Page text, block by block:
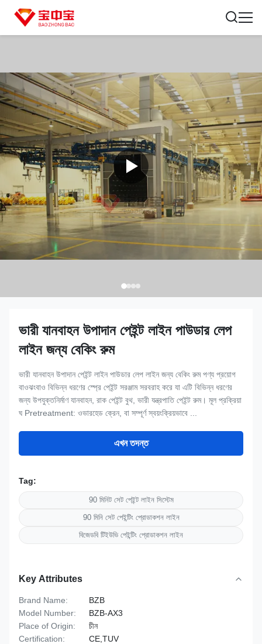
ভারী যানবাহন উপাদান পেইন্ট লাইন পাউডার লেপ
লাইন জন্য বেকিং রুম
ভারী যানবাহন উপাদান পেইন্ট লাইন পাউডার লেপ লাইন জন্য বেকিং রুম পণ্য প্রয়োগ
বাওঝংবাও বিভিন্ন ধরণের স্প্রে পেইন্ট সরঞ্জাম সরবরাহ করে যা এটি বিভিন্ন ধরণের
জন্য উপযুক্তনির্মাণ যানবাহন, রাক পেইন্ট বুথ, ভারী যন্ত্রপাতি পেইন্ট রুম। মূল প্রক্রিয়া
ঘ Pretreatment: ওভারহেড ক্রেন, বা সম্পূর্ণ স্বয়ংক্রিয়ভাবে ...
এখন তদন্ত
Tag:
90 মিনিট সেট পেইন্ট লাইন সিস্টেম
90 মিনি সেট পেইন্টিং প্রোডাকশন লাইন
বিজেডবি টিইউভি পেইন্টিং প্রোডাকশন লাইন
Key Attributes
Brand Name:
BZB
Model Number:
BZB-AX3
Place of Origin:
চীন
Certification:
CE,TUV